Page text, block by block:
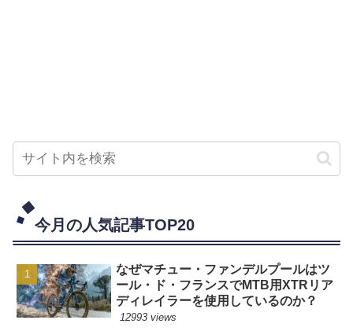
今月の人気記事TOP20
なぜマチュー・ファンデルプールはツ
ール・ド・フランスでMTB用XTRリア
ディレイラーを使用しているのか？
12993 views